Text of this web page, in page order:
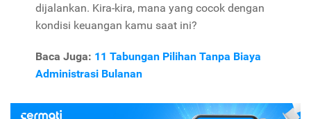
dijalankan. Kira-kira, mana yang cocok dengan
kondisi keuangan kamu saat ini?
Baca Juga: 11 Tabungan Pilihan Tanpa Biaya
Administrasi Bulanan